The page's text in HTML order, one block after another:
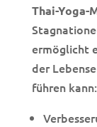
Thai-Yoga-
ermöglicht
der
führen kann: